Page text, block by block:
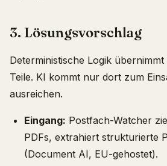
3. Lösungsvorschlag
Deterministische Logik
Teile. KI kommt nur dort zum
ausreichen.
Eingang: Postfach-Watcher
PDFs, extrahiert strukturierte
(Document AI, EU-gehostet).